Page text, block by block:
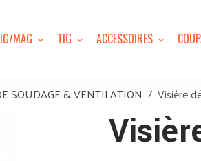
MAG TIG ACCESSOIRES
SOUDAGE & VENTILATION Visière